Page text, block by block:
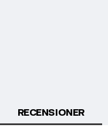
RECENSIONER